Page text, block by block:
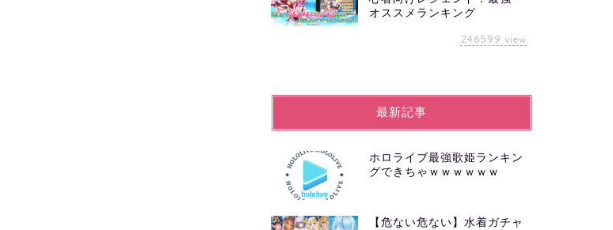
オススメランキング
246599 view
最新記事
ホロライブ最強歌姫ランキン
グできちゃｗｗｗｗｗｗ
【危ない危ない】水着ガチャ